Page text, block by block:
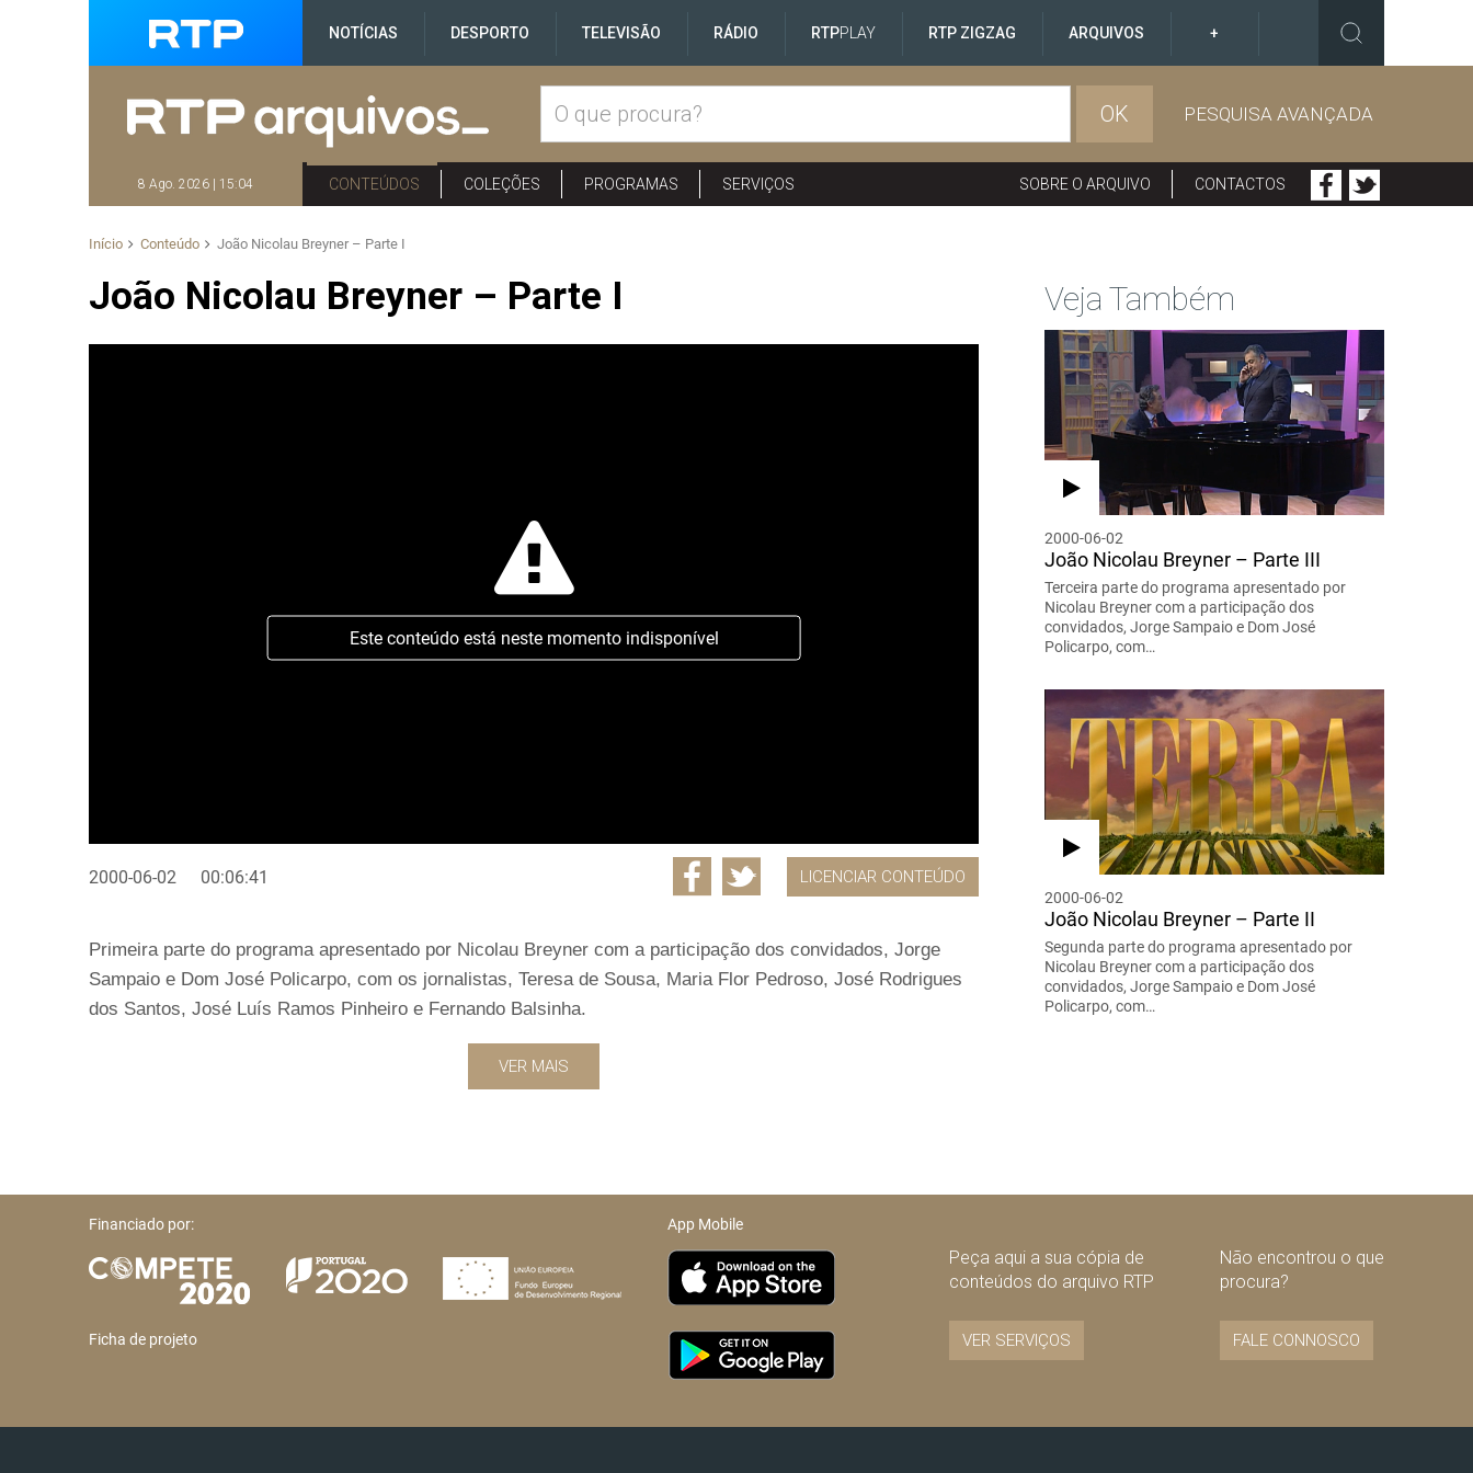
NOTÍCIAS DESPORTO TELEVISÃO RÁDIO RTPPLAY RTP ZIGZAG ARQUIVOS +
OK PESQUISA AVANÇADA
8 Ago. 2026 | 15:04 CONTEÚDOS COLEÇÕES PROGRAMAS SERVIÇOS SOBRE O ARQUIVO CONTACTOS
Início Conteúdo João Nicolau Breyner – Parte I
João Nicolau Breyner – Parte I
Este conteúdo está neste momento indisponível
2000-06-02 00:06:41 LICENCIAR CONTEÚDO
Primeira parte do programa apresentado por Nicolau Breyner com a participação dos convidados, Jorge
Sampaio e Dom José Policarpo, com os jornalistas, Teresa de Sousa, Maria Flor Pedroso, José Rodrigues
dos Santos, José Luís Ramos Pinheiro e Fernando Balsinha.
VER MAIS
Veja Também
2000-06-02
João Nicolau Breyner – Parte III
Terceira parte do programa apresentado por
Nicolau Breyner com a participação dos
convidados, Jorge Sampaio e Dom José
Policarpo, com…
2000-06-02
João Nicolau Breyner – Parte II
Segunda parte do programa apresentado por
Nicolau Breyner com a participação dos
convidados, Jorge Sampaio e Dom José
Policarpo, com…
Financiado por:
Ficha de projeto
App Mobile
Peça aqui a sua cópia de
conteúdos do arquivo RTP
VER SERVIÇOS
Não encontrou o que
procura?
FALE CONNOSCO